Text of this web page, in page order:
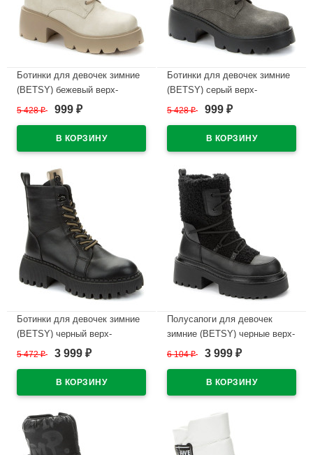
Ботинки для девочек зимние
(BETSY) бежевый верх-
искусственная кожа
938035/06-03
5 428₽ 999 ₽
Ботинки для девочек зимние
(BETSY) серый верх-
искусственная кожа
938035/06-02
5 428₽ 999 ₽
Ботинки для девочек зимние
(BETSY) черный верх-
искусственная кожа
шерсть артикул 938032/02-01
5 472₽ 3 999 ₽
Полусапоги для девочек
зимние (BETSY) черные верх-
искусственная кожа/
подкладка -искусственная
шерсть артикул 938028/02-01
В наличии
6 104₽ 3 999 ₽